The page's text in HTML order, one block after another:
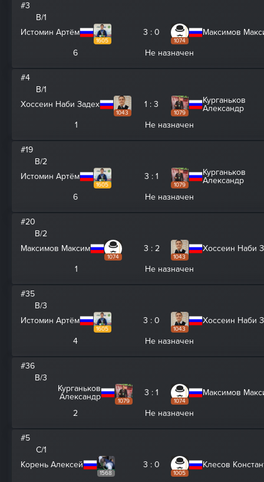
#3
B/1
Истомин Артём
1605
3 : 0
1074
Максимов
6 Не назначен
#4
B/1
Хоссеин Наби Задех
1043
1 : 3
1079
Курганьков
Александр
1
Не назначен
#19
B/2
Истомин Артём
1605
3 : 1
1079
Курганьков
Александр
6
Не назначен
#20
B/2
Максимов Максим
1074
3 : 2
1043
Хоссеин Наби
1 Не назначен
#35
B/3
Истомин Артём
1605
3 : 0
1043
Хоссеин Наби
4 Не назначен
#36
B/3
Курганьков
Александр
1079
3 : 1
1074
Максимов
2 Не назначен
#5
C/1
Корень Алексей
1568
3 : 0
1005
Клесов